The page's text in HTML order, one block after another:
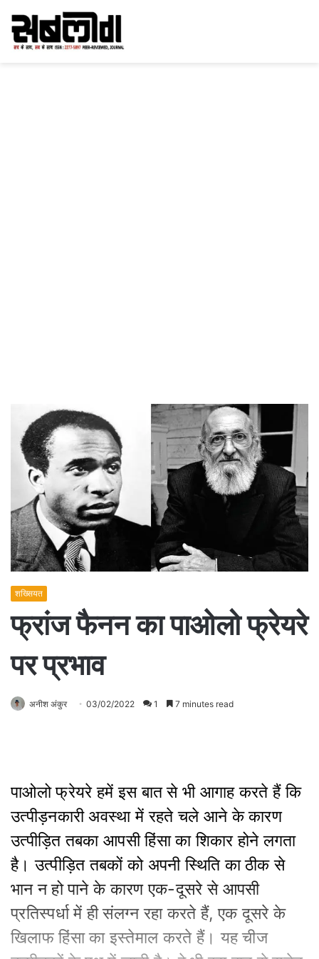
शख्सियत
फ्रांज फैनन का पाओलो फ्रेयरे
पर प्रभाव
अनीश अंकुर 03/02/2022 1 7 minutes read
पाओलो फ्रेयरे हमें इस बात से भी आगाह करते हैं कि
उत्पीड़नकारी अवस्था में रहते चले आने के कारण
उत्पीड़ित तबका आपसी हिंसा का शिकार होने लगता
है। उत्पीड़ित तबकों को अपनी स्थिति का ठीक से
भान न हो पाने के कारण एक-दूसरे से आपसी
प्रतिस्पर्धा में ही संलग्न रहा करते हैं, एक दूसरे के
खिलाफ हिंसा का इस्तेमाल करते हैं। यह चीज